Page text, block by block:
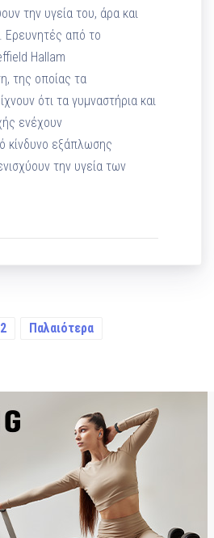
την υγεία του, άρα και
Ερευνητές από το
Hallam
της οποίας τα
ότι τα γυμναστήρια και
ενέχουν
κίνδυνο εξάπλωσης
την υγεία των
2 Παλαιότερα